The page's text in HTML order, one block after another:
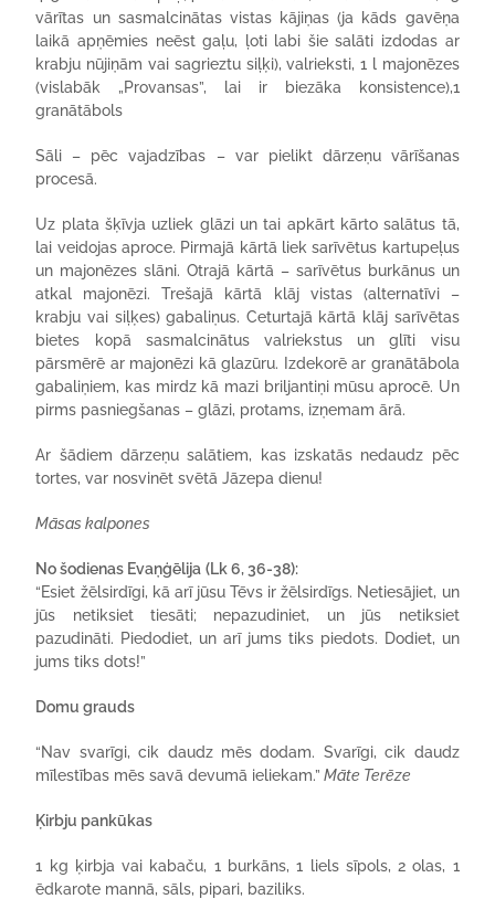
vārītas un sasmalcinātas vistas kājiņas (ja kāds gavēņa
laikā apņēmies neēst gaļu, ļoti labi šie salāti izdodas ar
krabju nūjiņām vai sagrieztu siļķi), valrieksti, 1 l majonēzes
(vislabāk „Provansas”, lai ir biezāka konsistence),1
granātābols
Sāli – pēc vajadzības – var pielikt dārzeņu vārīšanas
procesā.
Uz plata šķīvja uzliek glāzi un tai apkārt kārto salātus tā,
lai veidojas aproce. Pirmajā kārtā liek sarīvētus kartupeļus
un majonēzes slāni. Otrajā kārtā – sarīvētus burkānus un
atkal majonēzi. Trešajā kārtā klāj vistas (alternatīvi –
krabju vai siļķes) gabaliņus. Ceturtajā kārtā klāj sarīvētas
bietes kopā sasmalcinātus valriekstus un glīti visu
pārsmērē ar majonēzi kā glazūru. Izdekorē ar granātābola
gabaliņiem, kas mirdz kā mazi briljantiņi mūsu aprocē. Un
pirms pasniegšanas – glāzi, protams, izņemam ārā.
Ar šādiem dārzeņu salātiem, kas izskatās nedaudz pēc
tortes, var nosvinēt svētā Jāzepa dienu!
Māsas kalpones
No šodienas Evaņģēlija (Lk 6, 36-38):
“Esiet žēlsirdīgi, kā arī jūsu Tēvs ir žēlsirdīgs. Netiesājiet, un
jūs netiksiet tiesāti; nepazudiniet, un jūs netiksiet
pazudināti. Piedodiet, un arī jums tiks piedots. Dodiet, un
jums tiks dots!”
Domu grauds
“Nav svarīgi, cik daudz mēs dodam. Svarīgi, cik daudz
mīlestības mēs savā devumā ieliekam.” Māte Terēze
Ķirbju pankūkas
1 kg ķirbja vai kabaču, 1 burkāns, 1 liels sīpols, 2 olas, 1
ēdkarote mannā, sāls, pipari, baziliks.